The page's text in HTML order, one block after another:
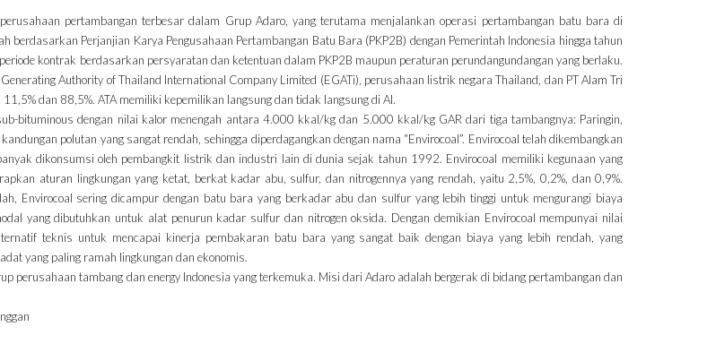
pertambangan terbesar dalam Grup Adaro, yang terutama menjalankan operasi pertambangan batu bara di
berdasarkan Perjanjian Karya Pengusahaan Pertambangan Batu Bara (PKP2B) dengan Pemerintah Indonesia hingga tahun
kontrak berdasarkan persyaratan dan ketentuan dalam PKP2B maupun peraturan perundangundangan yang berlaku.
Authority of Thailand International Company Limited (EGATi), perusahaan listrik negara Thailand, dan PT Alam Tri
dan 88,5%. ATA memiliki kepemilikan langsung dan tidak langsung di AI.
bituminous dengan nilai kalor menengah antara 4.000 kkal/kg dan 5.000 kkal/kg GAR dari tiga tambangnya: Paringin,
polutan yang sangat rendah, sehingga diperdagangkan dengan nama “Envirocoal”. Envirocoal telah dikembangkan
dikonsumsi oleh pembangkit listrik dan industri lain di dunia sejak tahun 1992. Envirocoal memiliki kegunaan yang
aturan lingkungan yang ketat, berkat kadar abu, sulfur, dan nitrogennya yang rendah, yaitu 2,5%, 0,2%, dan 0,9%.
Envirocoal sering dicampur dengan batu bara yang berkadar abu dan sulfur yang lebih tinggi untuk mengurangi biaya
yang dibutuhkan untuk alat penurun kadar sulfur dan nitrogen oksida. Dengan demikian Envirocoal mempunyai nilai
teknis untuk mencapai kinerja pembakaran batu bara yang sangat baik dengan biaya yang lebih rendah, yang
yang paling ramah lingkungan dan ekonomis.
perusahaan tambang dan energy Indonesia yang terkemuka. Misi dari Adaro adalah bergerak di bidang pertambangan dan